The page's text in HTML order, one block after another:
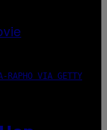
RAPHO VIA GETTY